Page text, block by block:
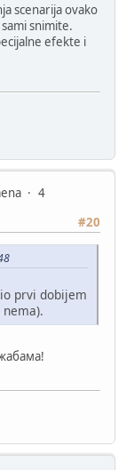
scenarija ovako
snimite.
efekte i
4
#20
prvi dobijem